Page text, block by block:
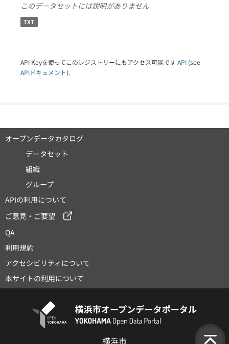
このデータセットには説明がありません
TXT
API Keyを使ってこのレジストリーにもアクセス可能です API (see
APIドキュメント).
オープンデータカタログ
データセット
組織
グループ
APIの利用について
ご意見・ご要望
QA
利用規約
アクセシビリティについて
本サイトの利用について
横浜市